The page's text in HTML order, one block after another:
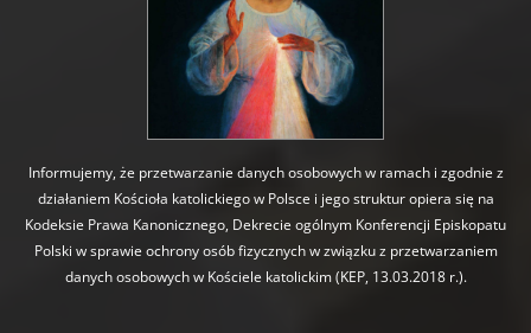
Informujemy, że przetwarzanie danych osobowych w ramach i zgodnie z
działaniem Kościoła katolickiego w Polsce i jego struktur opiera się na
Kodeksie Prawa Kanonicznego, Dekrecie ogólnym Konferencji Episkopatu
Polski w sprawie ochrony osób fizycznych w związku z przetwarzaniem
danych osobowych w Kościele katolickim (KEP, 13.03.2018 r.).